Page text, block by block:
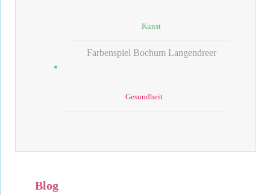
Kunst
Farbenspiel Bochum Langendreer
Gesundheit
Blog